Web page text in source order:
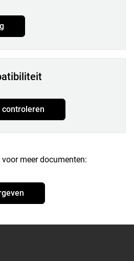
meer documenten: